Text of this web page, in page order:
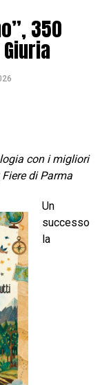
350
con i migliori
di Parma
Un
successo
la